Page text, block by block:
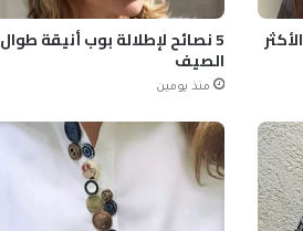
5 نصائح لإطلالة بوب أنيقة طوال
الصيف
منذ يومين